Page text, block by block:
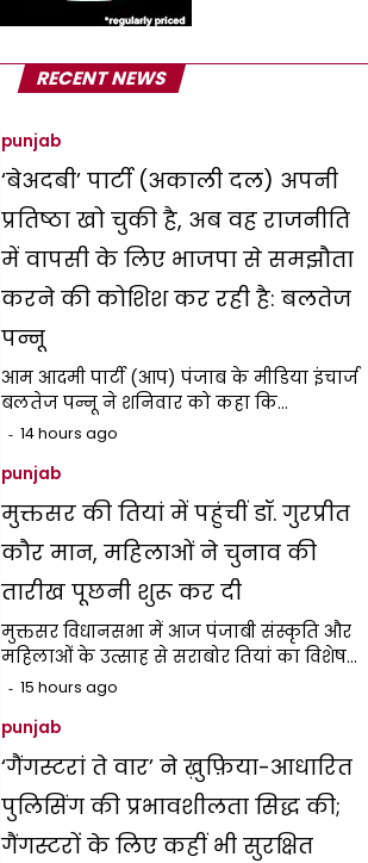
RECENT NEWS
punjab
‘बेअदबी’ पार्टी (अकाली दल) अपनी
प्रतिष्ठा खो चुकी है, अब वह राजनीति
में वापसी के लिए भाजपा से समझौता
करने की कोशिश कर रही है: बलतेज
पन्नू
आम आदमी पार्टी (आप) पंजाब के मीडिया इंचार्ज
बलतेज पन्नू ने शनिवार को कहा कि…
14 hours ago
punjab
मुक्तसर की तियां में पहुंचीं डॉ. गुरप्रीत
कौर मान, महिलाओं ने चुनाव की
तारीख पूछनी शुरू कर दी
मुक्तसर विधानसभा में आज पंजाबी संस्कृति और
महिलाओं के उत्साह से सराबोर तियां का विशेष…
15 hours ago
punjab
‘गैंगस्टरां ते वार’ ने ख़ुफ़िया-आधारित
पुलिसिंग की प्रभावशीलता सिद्ध की;
गैंगस्टरों के लिए कहीं भी सुरक्षित